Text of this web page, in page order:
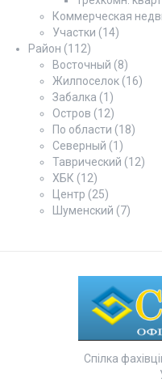
Коммерческая
Участки (14)
Район (112)
Восточный (8)
Жилпоселок (16)
Забалка (1)
Остров (12)
По области (18)
Северный (1)
Таврический (12)
ХБК (12)
Центр (25)
Шуменский (7)
Спілка